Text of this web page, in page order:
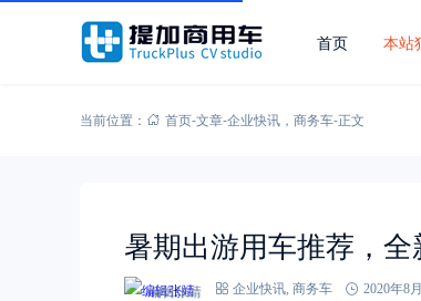
首页 本站
当前位置： 首页-文章-企业快讯 ， 商务车-正文
暑期出游用车推荐，
编辑张靖 企业快讯 商务车 2020年8